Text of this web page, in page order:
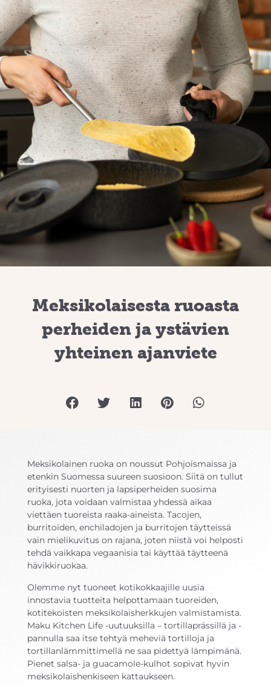
Meksikolaisesta ruoasta
perheiden ja ystävien
yhteinen ajanviete
Meksikolainen ruoka on noussut Pohjoismaissa ja
etenkin Suomessa suureen suosioon. Siitä on tullut
erityisesti nuorten ja lapsiperheiden suosima
ruoka, jota voidaan valmistaa yhdessä aikaa
viettäen tuoreista raaka-aineista. Tacojen,
burritoiden, enchiladojen ja burritojen täytteissä
vain mielikuvitus on rajana, joten niistä voi helposti
tehdä vaikkapa vegaanisia tai käyttää täytteenä
hävikkiruokaa.
Olemme nyt tuoneet kotikokkaajille uusia
innostavia tuotteita helpottamaan tuoreiden,
kotitekoisten meksikolaisherkkujen valmistamista.
Maku Kitchen Life -uutuuksilla – tortillaprässillä ja -
pannulla saa itse tehtyä meheviä tortilloja ja
tortillanlämmittimellä ne saa pidettyä lämpimänä.
Pienet salsa- ja guacamole-kulhot sopivat hyvin
meksikolaishenkiseen kattaukseen.